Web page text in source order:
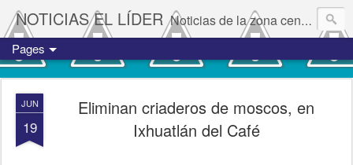
NOTICIAS EL LÍDER Noticias de la zona centro del estado de Veracruz.
Pages
JUN
19
Eliminan criaderos de moscos, en
Ixhuatlán del Café